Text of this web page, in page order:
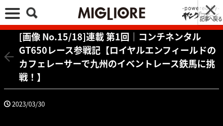
記事へ戻る
[画像 No.15/18]連載 第1回｜コンチネンタル
GT650レース参戦記【ロイヤルエンフィールドの
カフェレーサーで九州のイベントレース鉄馬に挑
戦！】
2023/03/30